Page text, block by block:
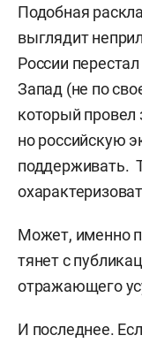
Подобная
выглядит
России
Запад (не по
который провел
но российскую
поддерживать.
Может, именно
тянет с
отражающего
И последнее.